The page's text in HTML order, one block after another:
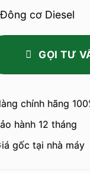
Đông cơ Diesel
GỌI TƯ
chính hãng
hành 12 tháng
gốc tại nhà máy